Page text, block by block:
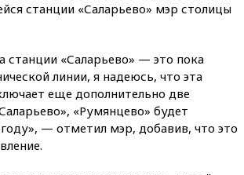
станции «Саларьево» мэр столицы
станции «Саларьево» — это пока
линии, я надеюсь, что эта
еще дополнительно две
«Румянцево» будет
— отметил мэр, добавив, что это